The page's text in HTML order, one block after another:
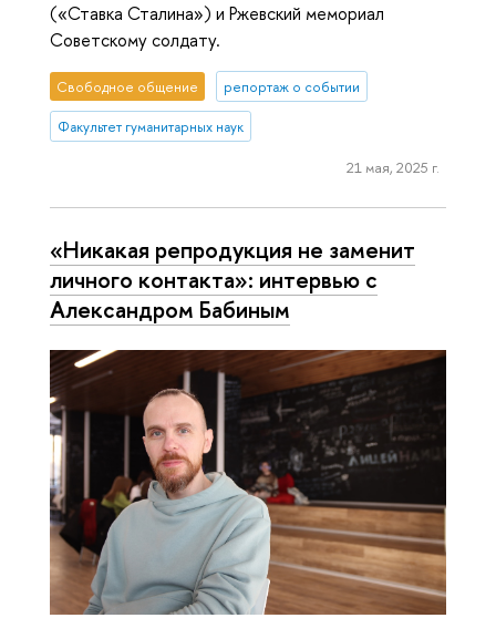
(«Ставка Сталина») и Ржевский мемориал
Советскому солдату.
Свободное общение репортаж о событии
Факультет гуманитарных наук
21 мая, 2025 г.
«Никакая репродукция не заменит
личного контакта»: интервью с
Александром Бабиным